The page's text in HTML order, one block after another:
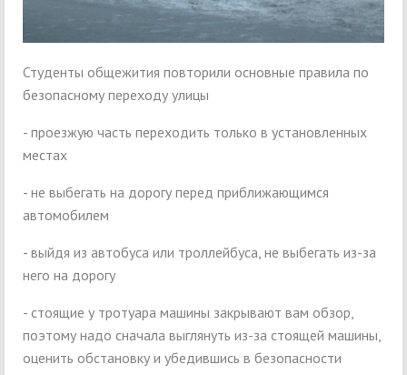
Студенты общежития повторили основные правила по
безопасному переходу улицы
- проезжую часть переходить только в установленных
местах
- не выбегать на дорогу перед приближающимся
автомобилем
- выйдя из автобуса или троллейбуса, не выбегать из-за
него на дорогу
- стоящие у тротуара машины закрывают вам обзор,
поэтому надо сначала выглянуть из-за стоящей машины,
оценить обстановку и убедившись в безопасности